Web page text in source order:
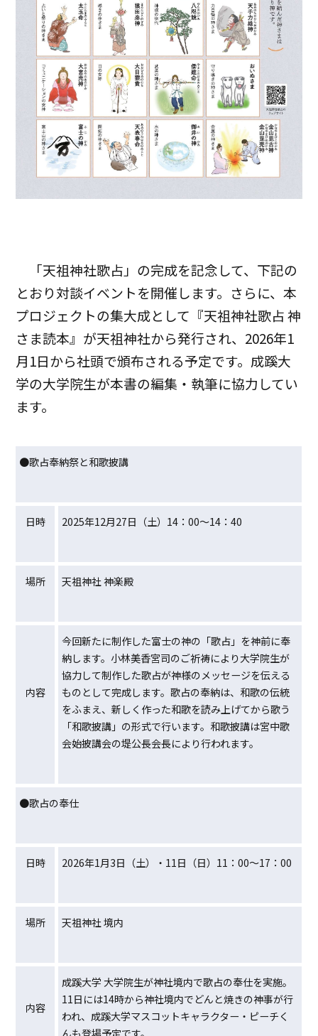
「天祖神社歌占」の完成を記念して、下記の
とおり対談イベントを開催します。さらに、本
プロジェクトの集大成として『天祖神社歌占 神
さま読本』が天祖神社から発行され、2026年1
月1日から社頭で頒布される予定です。成蹊大
学の大学院生が本書の編集・執筆に協力してい
ます。
●歌占奉納祭と和歌披講
日時 2025年12月27日（土）14：00～14：40
場所 天祖神社 神楽殿
内容
今回新たに制作した富士の神の「歌占」を神前に奉
納します。小林美香宮司のご祈祷により大学院生が
協力して制作した歌占が神様のメッセージを伝える
ものとして完成します。歌占の奉納は、和歌の伝統
をふまえ、新しく作った和歌を読み上げてから歌う
「和歌披講」の形式で行います。和歌披講は宮中歌
会始披講会の堤公長会長により行われます。
●歌占の奉仕
日時 2026年1月3日（土）・11日（日）11：00～17：00
場所 天祖神社 境内
内容
成蹊大学 大学院生が神社境内で歌占の奉仕を実施。
11日には14時から神社境内でどんと焼きの神事が行
われ、成蹊大学マスコットキャラクター・ピーチく
んも登場予定です。